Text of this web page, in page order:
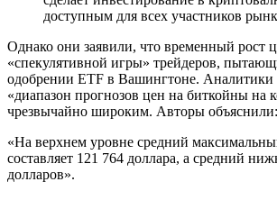
доступным для всех участников
Однако они заявили, что временный рост
«спекулятивной игры» трейдеров,
одобрении ETF в Вашингтоне. Аналитики
«диапазон прогнозов цен на биткойны на
чрезвычайно широким. Авторы объяснили:
«На верхнем уровне средний
составляет 121 764 доллара, а средний
долларов».